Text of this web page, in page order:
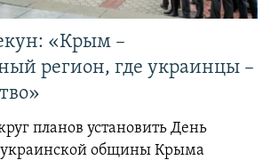
«Крым –
регион, где украинцы –
планов установить День
общины Крыма